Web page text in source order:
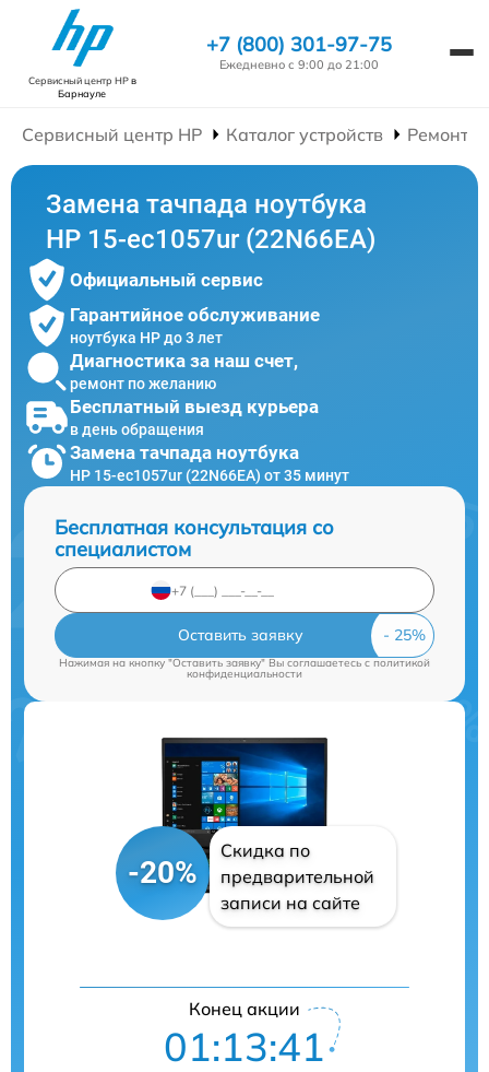
Сервисный центр HPв
Барнауле
+7 (800) 301-97-75
Ежедневно с 9:00 до 21:00
Сервисный центр HP Каталог устройств Ремонт
Замена тачпада ноутбука
HP 15-ec1057ur (22N66EA)
Официальный сервис
Гарантийное обслуживание
ноутбука HP до 3 лет
Диагностика за наш счет,
ремонт по желанию
Бесплатный выезд курьера
в день обращения
Замена тачпада ноутбука
HP 15-ec1057ur (22N66EA) от 35 минут
Бесплатная консультация со
специалистом
Оставить заявку
Нажимая на кнопку "Оставить заявку" Вы соглашаетесь cполитикой
конфиденциальности
-20%
Скидка по
предварительной
записи на сайте
Конец акции
01:13:40